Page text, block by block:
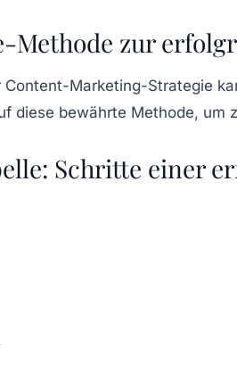
Methode zur
Content-Marketing-Strategie
diese bewährte Methode,
Schritte einer